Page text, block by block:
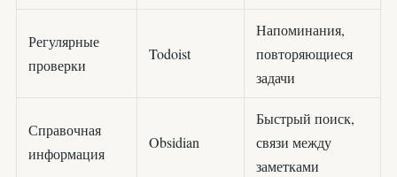
Регулярные
проверки
Todoist
Напоминания,
повторяющиеся
задачи
Справочная
информация
Obsidian
Быстрый поиск,
связи между
заметками